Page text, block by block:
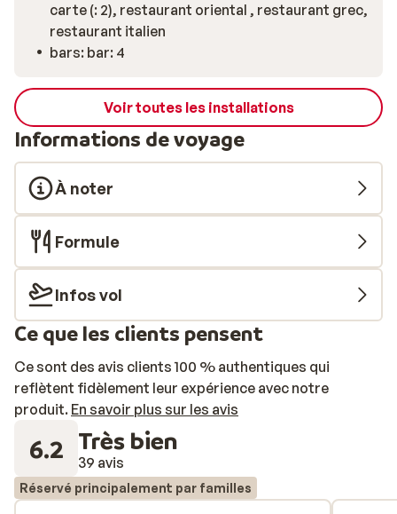
carte (: 2), restaurant oriental , restaurant grec,
restaurant italien
bars: bar: 4
Voir toutes les installations
Informations de voyage
À noter
Formule
Infos vol
Ce que les clients pensent
Ce sont des avis clients 100 % authentiques qui
reflètent fidèlement leur expérience avec notre
produit. En savoir plus sur les avis
6.2 Très bien
39 avis
Réservé principalement par familles